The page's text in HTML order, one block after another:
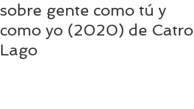
sobre gente como tú y
como yo (2020) de Catro
Lago